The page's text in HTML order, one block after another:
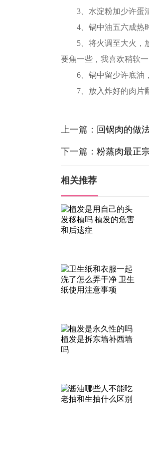
3、水淀粉加少许蛋清
4、锅中油五六成热时
5、将火调至大火，放
要焦一些，我喜欢稍软一
6、锅中留少许底油，
7、放入炸好的肉片翻
上一篇： 回锅肉的做
下一篇： 粉蒸肉最正
相关推荐